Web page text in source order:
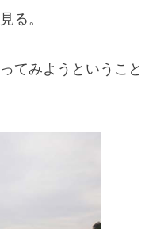
る。
てみようということ